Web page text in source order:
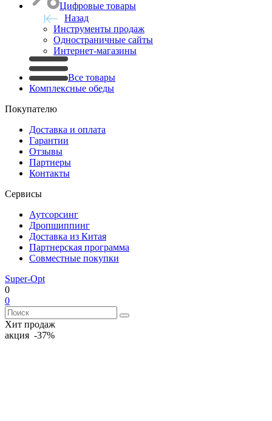
Цифровые товары
Назад
Инструменты продаж
Одностраничные сайты
Интернет-магазины
Все товары
Комплексные обеды
Покупателю
Доставка и оплата
Гарантии
Отзывы
Партнеры
Контакты
Сервисы
Аутсорсинг
Дропшиппинг
Доставка из Китая
Партнерская программа
Совместные покупки
Super-Opt
0
0
Хит продаж
акция -37%